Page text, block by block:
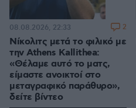
Νίκολιτς μετά το φιλικό με
την Athens Kallithea:
«Θέλαμε αυτό το ματς,
είμαστε ανοικτοί στο
μεταγραφικό παράθυρο»,
δείτε βίντεο
08.08.2026, 22:33 2